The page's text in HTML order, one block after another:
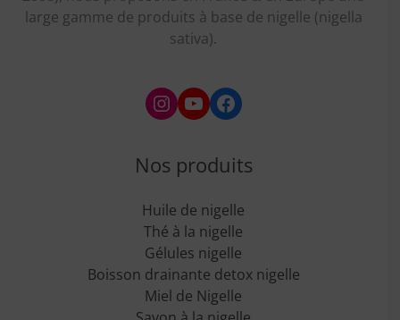
large gamme de produits à base de nigelle (nigella
sativa).
Instagram
YouTube
Facebook
Nos produits
Huile de nigelle
Thé à la nigelle
Gélules nigelle
Boisson drainante detox nigelle
Miel de Nigelle